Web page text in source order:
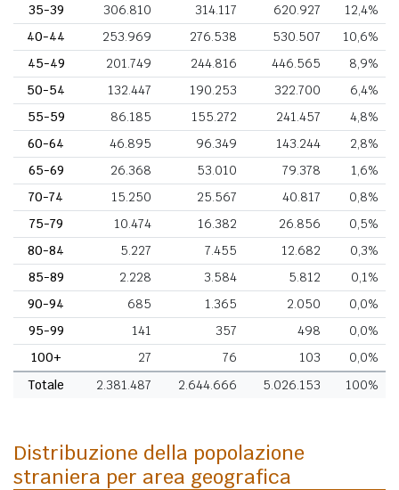
35-39
306.810 314.117 620.927
12,4%
40-44
253.969 276.538 530.507
10,6%
45-49
201.749 244.816 446.565
8,9%
50-54
132.447 190.253 322.700
6,4%
55-59
86.185 155.272 241.457
4,8%
60-64
46.895 96.349 143.244
2,8%
65-69
26.368 53.010 79.378
1,6%
70-74
15.250 25.567 40.817
0,8%
75-79
10.474 16.382 26.856
0,5%
80-84
5.227 7.455 12.682
0,3%
85-89
2.228 3.584 5.812
0,1%
90-94
685 1.365 2.050
0,0%
95-99
141 357 498
0,0%
100+
27 76 103
0,0%
Totale
2.381.487 2.644.666 5.026.153 100%
Distribuzione della popolazione
straniera per area geografica